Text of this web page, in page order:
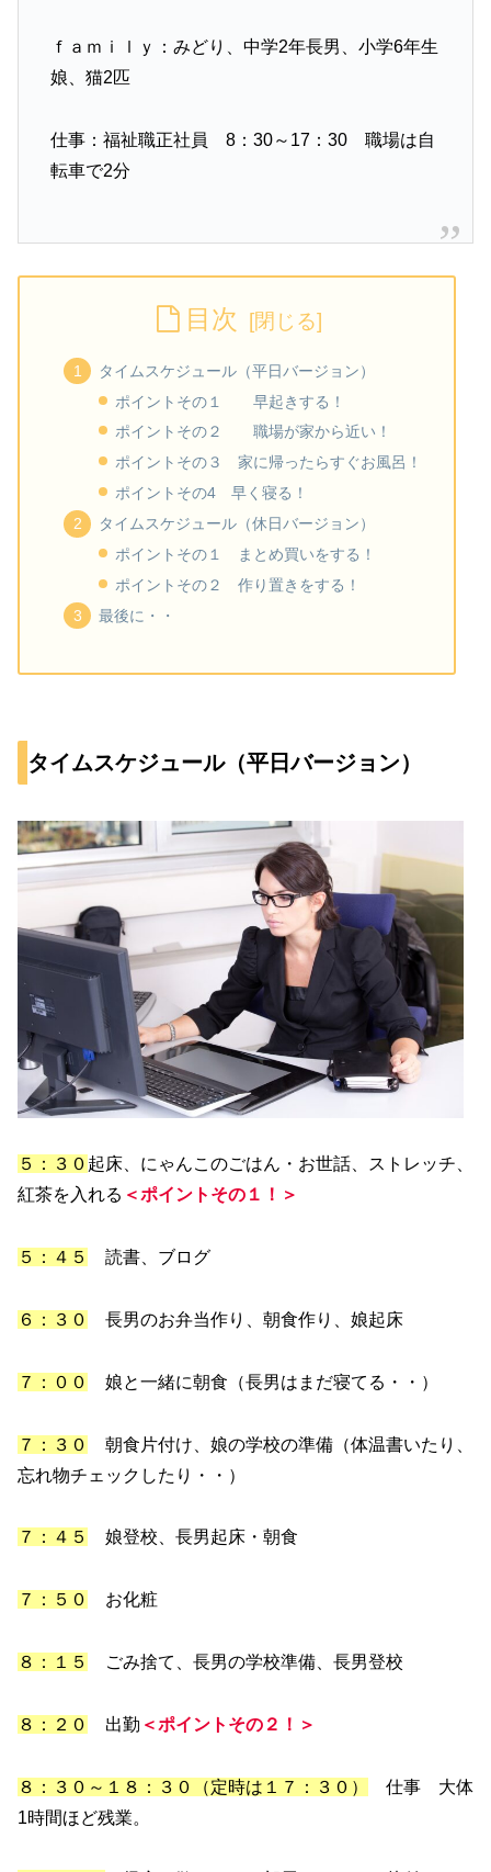
ｆａｍｉｌｙ：みどり、中学2年長男、小学6年生
娘、猫2匹
仕事：福祉職正社員 8：30～17：30 職場は自
転車で2分
目次
タイムスケジュール（平日バージョン）
ポイントその１ 早起きする！
ポイントその２ 職場が家から近い！
ポイントその３ 家に帰ったらすぐお風呂！
ポイントその4 早く寝る！
タイムスケジュール（休日バージョン）
ポイントその１ まとめ買いをする！
ポイントその２ 作り置きをする！
最後に・・
タイムスケジュール（平日バージョン）
５：３０ 起床、にゃんこのごはん・お世話、ストレッチ、
紅茶を入れる ＜ポイントその１！＞
５：４５ 読書、ブログ
６：３０ 長男のお弁当作り、朝食作り、娘起床
７：００ 娘と一緒に朝食（長男はまだ寝てる・・）
７：３０
朝食片付け、娘の学校の準備（体温書いたり、
忘れ物チェックしたり・・）
７：４５ 娘登校、長男起床・朝食
７：５０ お化粧
８：１５ ごみ捨て、長男の学校準備、長男登校
８：２０ 出勤 ＜ポイントその２！＞
８：３０～１８：３０（定時は１７：３０）
仕事 大体
1時間ほど残業。